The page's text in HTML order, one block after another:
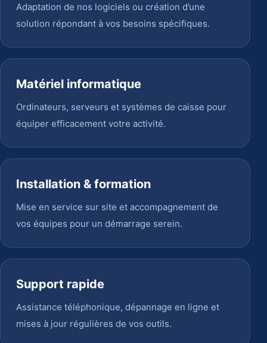
Adaptation de nos logiciels ou création d’une
solution répondant à vos besoins spécifiques.
Matériel informatique
Ordinateurs, serveurs et systèmes de caisse pour
équiper efficacement votre activité.
Installation & formation
Mise en service sur site et accompagnement de
vos équipes pour un démarrage serein.
Support rapide
Assistance téléphonique, dépannage en ligne et
mises à jour régulières de vos outils.